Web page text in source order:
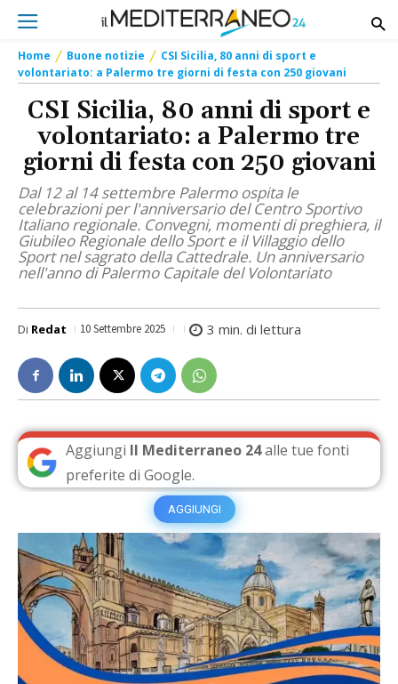
Home Buone notizie
CSI Sicilia, 80 anni di sport e
volontariato: a Palermo tre giorni di festa con 250 giovani
CSI Sicilia, 80 anni di sport e
volontariato: a Palermo tre
giorni di festa con 250 giovani
Dal 12 al 14 settembre Palermo ospita le
celebrazioni per l'anniversario del Centro Sportivo
Italiano regionale. Convegni, momenti di preghiera, il
Giubileo Regionale dello Sport e il Villaggio dello
Sport nel sagrato della Cattedrale. Un anniversario
nell'anno di Palermo Capitale del Volontariato
Di Redat 10 Settembre 2025 3 min. di lettura
Aggiungi Il Mediterraneo 24alle tue fonti
preferite di Google.
AGGIUNGI